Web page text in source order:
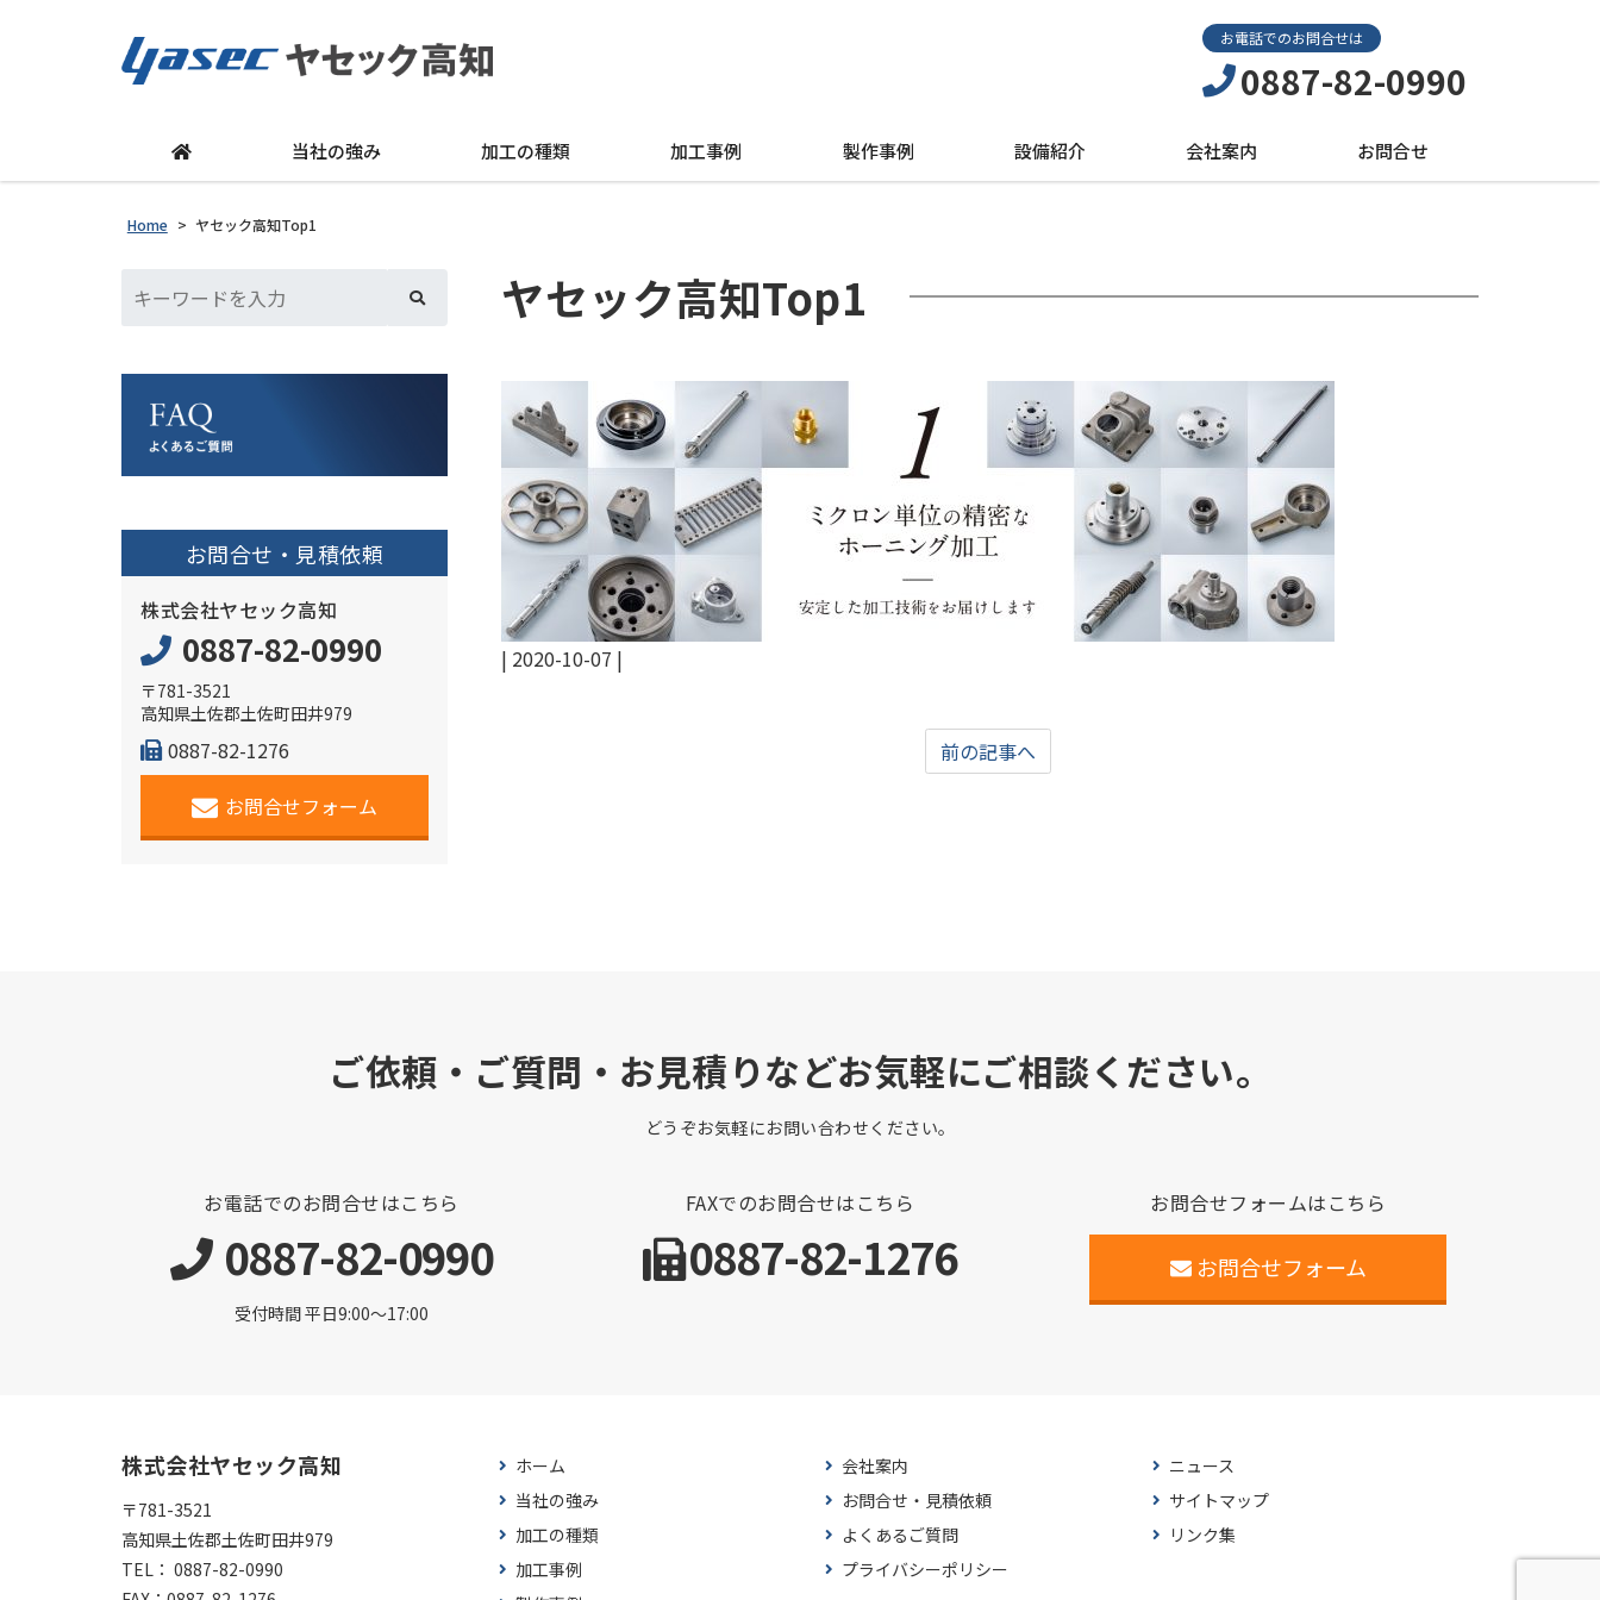
お電話でのお問合せは
0887-82-0990
当社の強み 加工の種類 加工事例 製作事例 設備紹介 会社案内 お問合せ
Home > ヤセック高知Top1
ヤセック高知Top1
| 2020-10-07 |
前の記事へ
お問合せ・見積依頼
株式会社ヤセック高知
0887-82-0990
〒781-3521
高知県土佐郡土佐町田井979
0887-82-1276
お問合せフォーム
ご依頼・ご質問・お見積りなどお気軽にご相談ください。
どうぞお気軽にお問い合わせください。
お電話でのお問合せはこちら
0887-82-0990
受付時間 平日9:00〜17:00
FAXでのお問合せはこちら
0887-82-1276
お問合せフォームはこちら
お問合せフォーム
株式会社ヤセック高知
〒781-3521
高知県土佐郡土佐町田井979
TEL： 0887-82-0990
ホーム
当社の強み
加工の種類
加工事例
会社案内
お問合せ・見積依頼
よくあるご質問
プライバシーポリシー
ニュース
サイトマップ
リンク集